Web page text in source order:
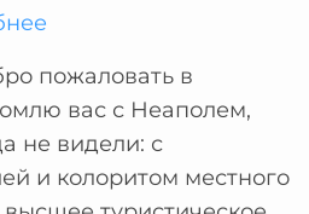
пожаловать в
вас с Неаполем,
не видели: с
и колоритом местного